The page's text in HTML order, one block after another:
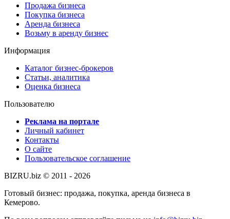
Продажа бизнеса
Покупка бизнеса
Аренда бизнеса
Возьму в аренду бизнес
Информация
Каталог бизнес-брокеров
Статьи, аналитика
Оценка бизнеса
Пользователю
Реклама на портале
Личный кабинет
Контакты
О сайте
Пользовательское соглашение
BIZRU.biz © 2011 - 2026
Готовый бизнес: продажа, покупка, аренда бизнеса в
Кемерово.